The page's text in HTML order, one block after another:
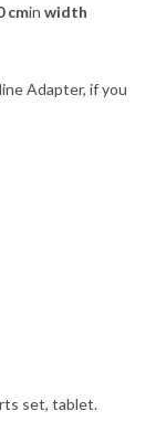
cminwidth
Adapter, if you
set, tablet.